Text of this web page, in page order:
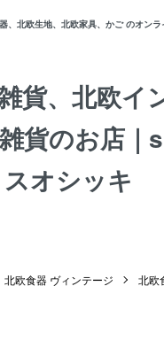
、北欧生地、北欧家具、かご のオン
貨、北欧イ
貨のお店
オシッキ
北欧食器 ヴィンテージ 北欧